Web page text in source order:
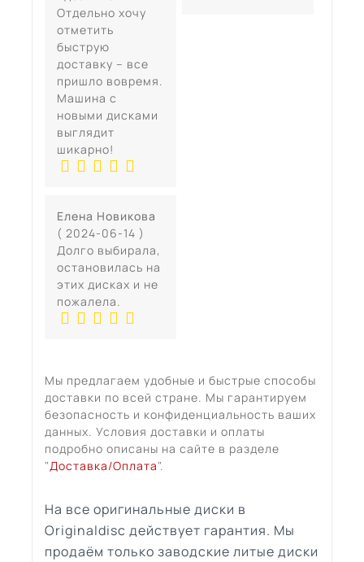
Отдельно хочу
отметить
быструю
доставку – все
пришло вовремя.
Машина с
новыми дисками
выглядит
шикарно!
Елена Новикова
( 2024-06-14 )
Долго выбирала,
остановилась на
этих дисках и не
пожалела.
Мы предлагаем удобные и быстрые способы
доставки по всей стране. Мы гарантируем
безопасность и конфиденциальность ваших
данных. Условия доставки и оплаты
подробно описаны на сайте в разделе
"Доставка/Оплата".
На все оригинальные диски в
Originaldisc действует гарантия. Мы
продаём только заводские литые диски